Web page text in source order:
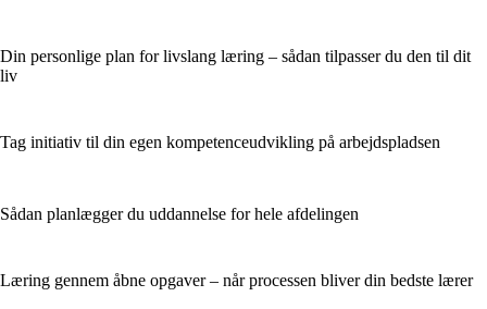
Din personlige plan for livslang læring – sådan tilpasser du den til dit
liv
Tag initiativ til din egen kompetenceudvikling på arbejdspladsen
Sådan planlægger du uddannelse for hele afdelingen
Læring gennem åbne opgaver – når processen bliver din bedste lærer